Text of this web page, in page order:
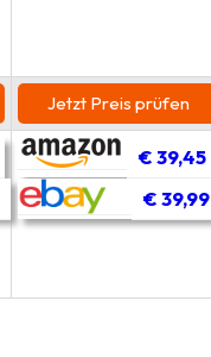
Jetzt Preis prüfen
€ 39,45
€ 39,99